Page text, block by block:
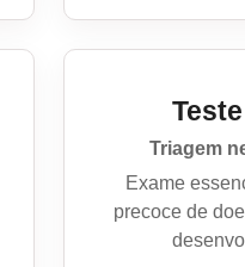
Triagem
Exame
precoce de